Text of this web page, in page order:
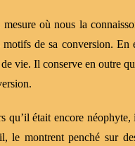
mesure où nous la
de sa conversion.
vie. Il conserve en outre
qu’il était encore
le montrent penché sur